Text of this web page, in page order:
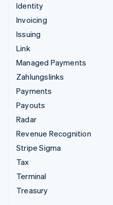
Identity
Invoicing
Issuing
Link
Managed Payments
Zahlungslinks
Payments
Payouts
Radar
Revenue Recognition
Stripe Sigma
Tax
Terminal
Treasury